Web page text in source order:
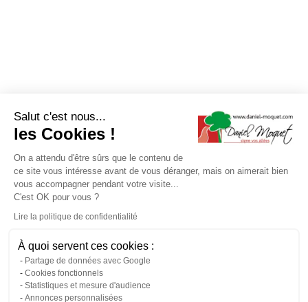
Salut c'est nous...
les Cookies !
On a attendu d'être sûrs que le contenu de
ce site vous intéresse avant de vous déranger, mais on aimerait bien
vous accompagner pendant votre visite...
C'est OK pour vous ?
Lire la politique de confidentialité
À quoi servent ces cookies :
Partage de données avec Google
Cookies fonctionnels
Statistiques et mesure d'audience
Annonces personnalisées